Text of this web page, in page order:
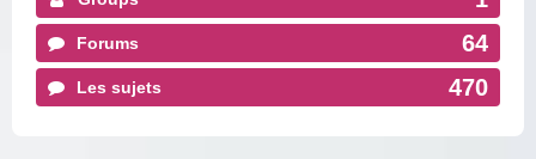
Forums 64
Les sujets 470